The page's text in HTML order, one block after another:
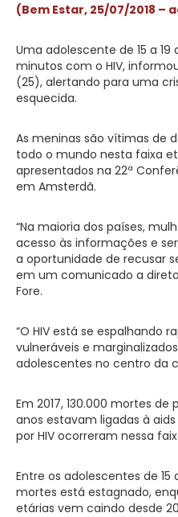
(Bem Estar, 25/07/2018 –
Uma adolescente de 15 a
minutos com o HIV,
(25), alertando para uma
esquecida.
As meninas são vítimas de
todo o mundo nesta faixa
apresentados na 22ª
em Amsterdã.
“Na maioria dos países,
acesso às informações e
a oportunidade de recusar
em um comunicado a
Fore.
“O HIV está se espalhando
vulneráveis e
adolescentes no centro da
Em 2017, 130.000 mortes
anos estavam ligadas à
por HIV ocorreram nessa
Entre os adolescentes de 15
mortes está estagnado,
etárias vem caindo desde